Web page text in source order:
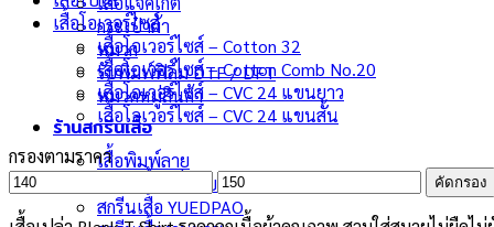
กระเป๋าผ้า
หมวก
รับพิมพ์ฟิล์ม DTF / DFT
หมวดหมู่สินค้า
ร้านสกรีนเสื้อ
เสื้อพิมพ์ลาย
สกรีนเสื้อมีกี่แบบ
สกรีนเสื้อ YUEDPAO
เสื้อโอเวอร์ไซส์
เสื้อโอเวอร์ไซส์ – Cotton 32
เสื้อโอเวอร์ไซส์ – Cotton Comb No.20
เสื้อโอเวอร์ไซส์ – CVC 24 แขนยาว
เสื้อโอเวอร์ไซส์ – CVC 24 แขนสั้น
กรองตามราคา
ราคา
ต่ำ
ราคา
สูงสุด
คัดกรอง